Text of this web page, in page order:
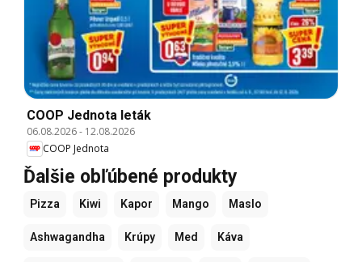
COOP Jednota leták
06.08.2026- 12.08.2026
COOP Jednota
Ďalšie obľúbené produkty
Pizza Kiwi Kapor Mango Maslo
Ashwagandha Krúpy Med Káva